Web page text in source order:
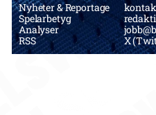
Nyheter & Reportage
Spelarbetyg
Analyser
RSS
X